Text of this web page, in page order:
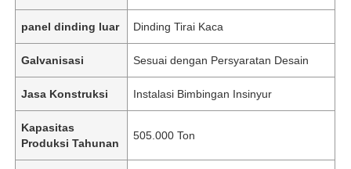
panel dinding luar Dinding Tirai Kaca
Galvanisasi Sesuai dengan Persyaratan Desain
Jasa Konstruksi Instalasi Bimbingan Insinyur
Kapasitas
Produksi Tahunan
505.000 Ton